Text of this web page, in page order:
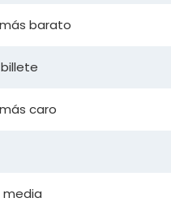
barato
caro
media